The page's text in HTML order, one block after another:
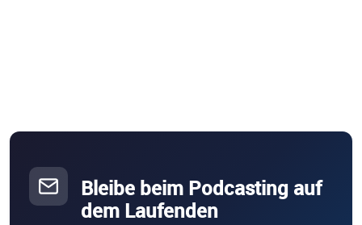
Bleibe beim Podcasting auf
dem Laufenden